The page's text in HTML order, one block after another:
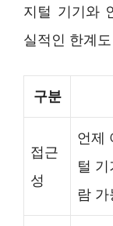
지털 기기와
실적인 한계
구분
접근
성
언제
털
람 가